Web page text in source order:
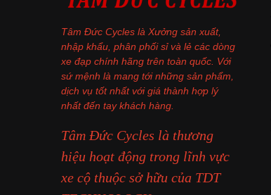
Tâm Đức Cycles là Xưởng sản xuất,
nhập khẩu, phân phối sỉ và lẻ các dòng
xe đạp chính hãng trên toàn quốc. Với
sứ mệnh là mang tới những sản phẩm,
dịch vụ tốt nhất với giá thành hợp lý
nhất đến tay khách hàng.
Tâm Đức Cycles là thương
hiệu hoạt động trong lĩnh vực
xe cộ thuộc sở hữu của TDT